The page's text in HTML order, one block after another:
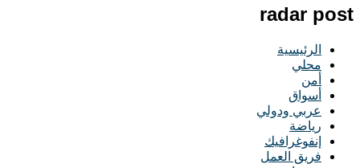
radar post
الرئيسية
محلي
أمن
أسواق
عربي ودولي
رياضة
إنفوغرافيك
فريق العمل